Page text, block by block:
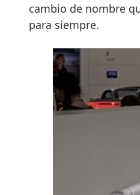
cambio de nombre
para siempre.